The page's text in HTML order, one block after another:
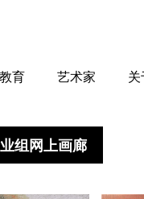
教育 艺术家
组网上画廊